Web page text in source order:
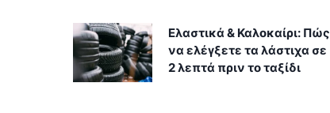
Ελαστικά & Καλοκαίρι: Πώς
να ελέγξετε τα λάστιχα σε
2 λεπτά πριν το ταξίδι